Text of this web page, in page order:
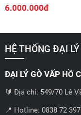
6.000.000đ
HỆ THỐNG ĐẠI
ĐẠI LÝ GÒ VẤP HỒ
🔰 Địa chỉ: 549/70 Lê
📍 Hotline: 0838 72